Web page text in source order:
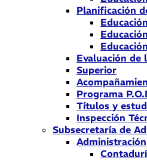
Planificación
Evaluación de
Superior
Programa
Títulos y
Inspección
Subsecretaría de
Administración